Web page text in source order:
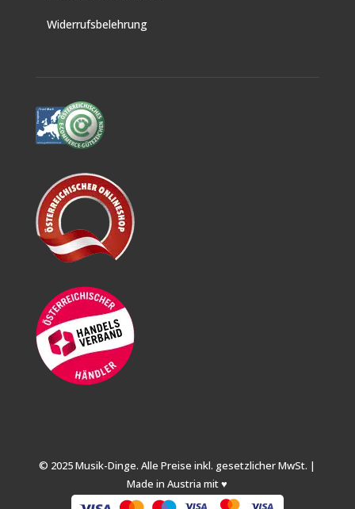
Widerrufsbelehrung
© 2025 Musik-Dinge. Alle Preise inkl. gesetzlicher MwSt. |
Made in Austria mit ♥